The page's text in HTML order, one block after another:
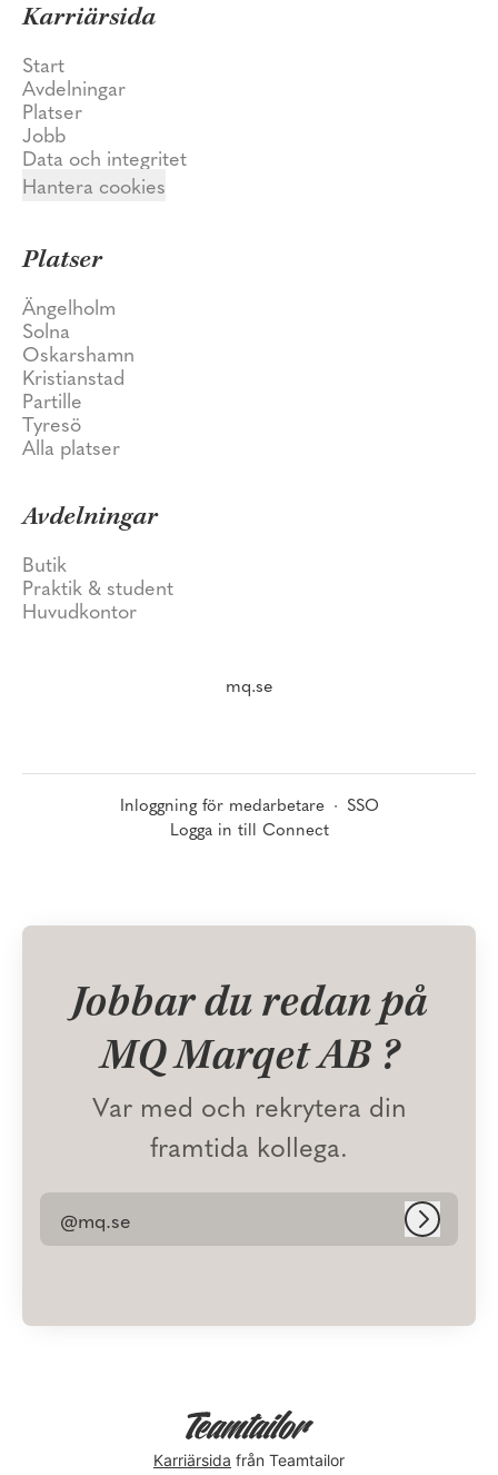
Karriärsida
Start
Avdelningar
Platser
Jobb
Data och integritet
Hantera cookies
Platser
Ängelholm
Solna
Oskarshamn
Kristianstad
Partille
Tyresö
Alla platser
Avdelningar
Butik
Praktik & student
Huvudkontor
mq.se
Inloggning för medarbetare · SSO
Logga in till Connect
Jobbar du redan på
MQ Marqet AB ?
Var med och rekrytera din
framtida kollega.
@mq.se Logga in
Karriärsida från Teamtailor